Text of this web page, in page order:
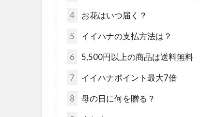
4 お花はいつ届く？
5 イイハナの支払方法は？
6 5,500円以上の商品は送料無料
7 イイハナポイント最大7倍
8 母の日に何を贈る？